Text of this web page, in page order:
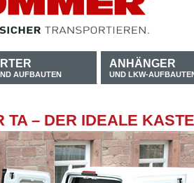
AUFBAUTEN
ANHÄNGER
UND LKW-
TA – DER IDEALE